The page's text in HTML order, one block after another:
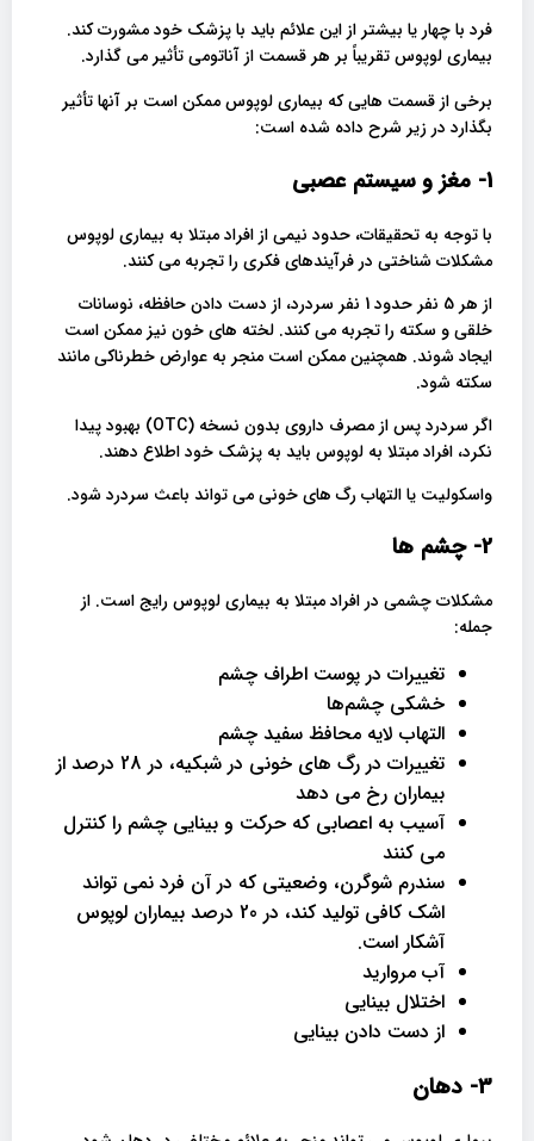
فرد با چهار یا بیشتر از این علائم باید با پزشک خود مشورت کند.
بیماری لوپوس تقریباً بر هر قسمت از آناتومی تأثیر می گذارد.
برخی از قسمت هایی که بیماری لوپوس ممکن است بر آنها تأثیر
بگذارد در زیر شرح داده شده است:
1- مغز و سیستم عصبی
با توجه به تحقیقات، حدود نیمی از افراد مبتلا به بیماری لوپوس
مشکلات شناختی در فرآیندهای فکری را تجربه می کنند.
از هر 5 نفر حدود 1 نفر سردرد، از دست دادن حافظه، نوسانات
خلقی و سکته را تجربه می کنند. لخته های خون نیز ممکن است
ایجاد شوند. همچنین ممکن است منجر به عوارض خطرناکی مانند
سکته شود.
اگر سردرد پس از مصرف داروی بدون نسخه (OTC) بهبود پیدا
نکرد، افراد مبتلا به لوپوس باید به پزشک خود اطلاع دهند.
واسکولیت یا التهاب رگ های خونی می تواند باعث سردرد شود.
2- چشم ها
مشکلات چشمی در افراد مبتلا به بیماری لوپوس رایج است. از
جمله:
تغییرات در پوست اطراف چشم
خشکی چشم‌ها
التهاب لایه محافظ سفید چشم
تغییرات در رگ های خونی در شبکیه، در 28 درصد از
بیماران رخ می دهد
آسیب به اعصابی که حرکت و بینایی چشم را کنترل
می کنند
سندرم شوگرن، وضعیتی که در آن فرد نمی تواند
اشک کافی تولید کند، در 20 درصد بیماران لوپوس
آشکار است.
آب مروارید
اختلال بینایی
از دست دادن بینایی
3- دهان